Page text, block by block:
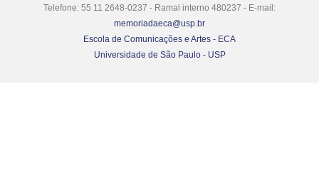
Telefone: 55 11 2648-0237 - Ramal interno 480237 - E-mail:
memoriadaeca@usp.br
Escola de Comunicações e Artes - ECA
Universidade de São Paulo - USP